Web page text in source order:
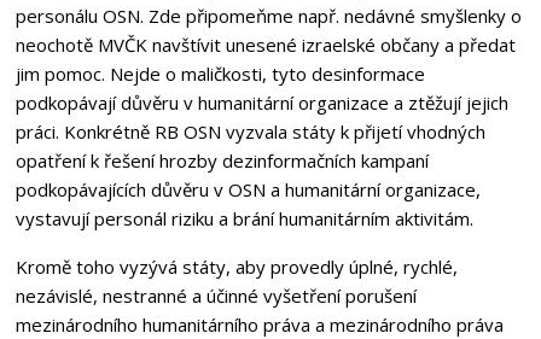
personálu OSN. Zde připomeňme např. nedávné smyšlenky o
neochotě MVČK navštívit unesené izraelské občany a předat
jim pomoc. Nejde o maličkosti, tyto desinformace
podkopávají důvěru v humanitární organizace a ztěžují jejich
práci. Konkrétně RB OSN vyzvala státy k přijetí vhodných
opatření k řešení hrozby dezinformačních kampaní
podkopávajících důvěru v OSN a humanitární organizace,
vystavují personál riziku a brání humanitárním aktivitám.
Kromě toho vyzývá státy, aby provedly úplné, rychlé,
nezávislé, nestranné a účinné vyšetření porušení
mezinárodního humanitárního práva a mezinárodního práva